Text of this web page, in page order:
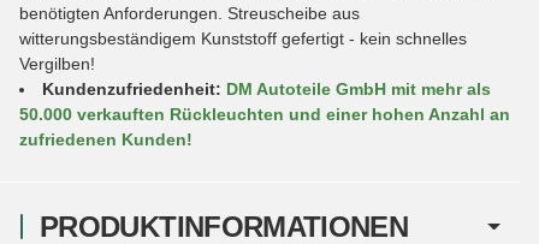
PRODUKTINFORMATIONEN
benötigten Anforderungen. Streuscheibe aus
witterungsbeständigem Kunststoff gefertigt - kein schnelles
Vergilben!
Kundenzufriedenheit: DM Autoteile GmbH mit mehr als
50.000 verkauften Rückleuchten und einer hohen Anzahl an
zufriedenen Kunden!